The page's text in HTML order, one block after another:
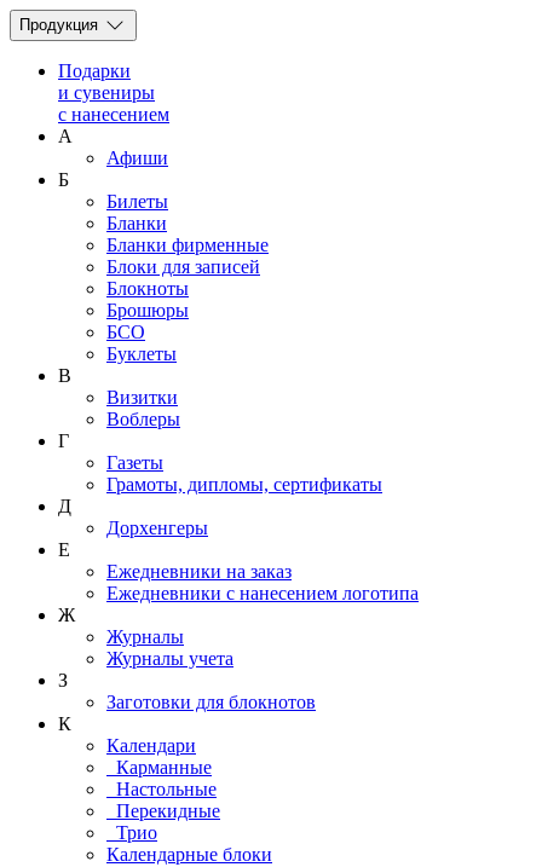
Продукция
Подарки
и сувениры
с нанесением
А
Афиши
Б
Билеты
Бланки
Бланки фирменные
Блоки для записей
Блокноты
Брошюры
БСО
Буклеты
В
Визитки
Воблеры
Г
Газеты
Грамоты, дипломы, сертификаты
Д
Дорхенгеры
Е
Ежедневники на заказ
Ежедневники с нанесением логотипа
Ж
Журналы
Журналы учета
З
Заготовки для блокнотов
К
Календари
Карманные
Настольные
Перекидные
Трио
Календарные блоки